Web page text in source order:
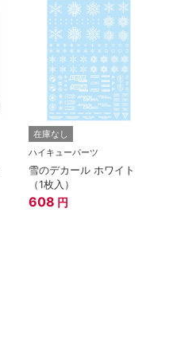
在庫なし
ハイキューパーツ
雪のデカール ホワイト
（1枚入）
608 円